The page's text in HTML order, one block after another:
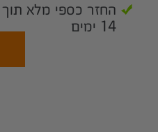
החזר כספי מלא תוך
14 ימים